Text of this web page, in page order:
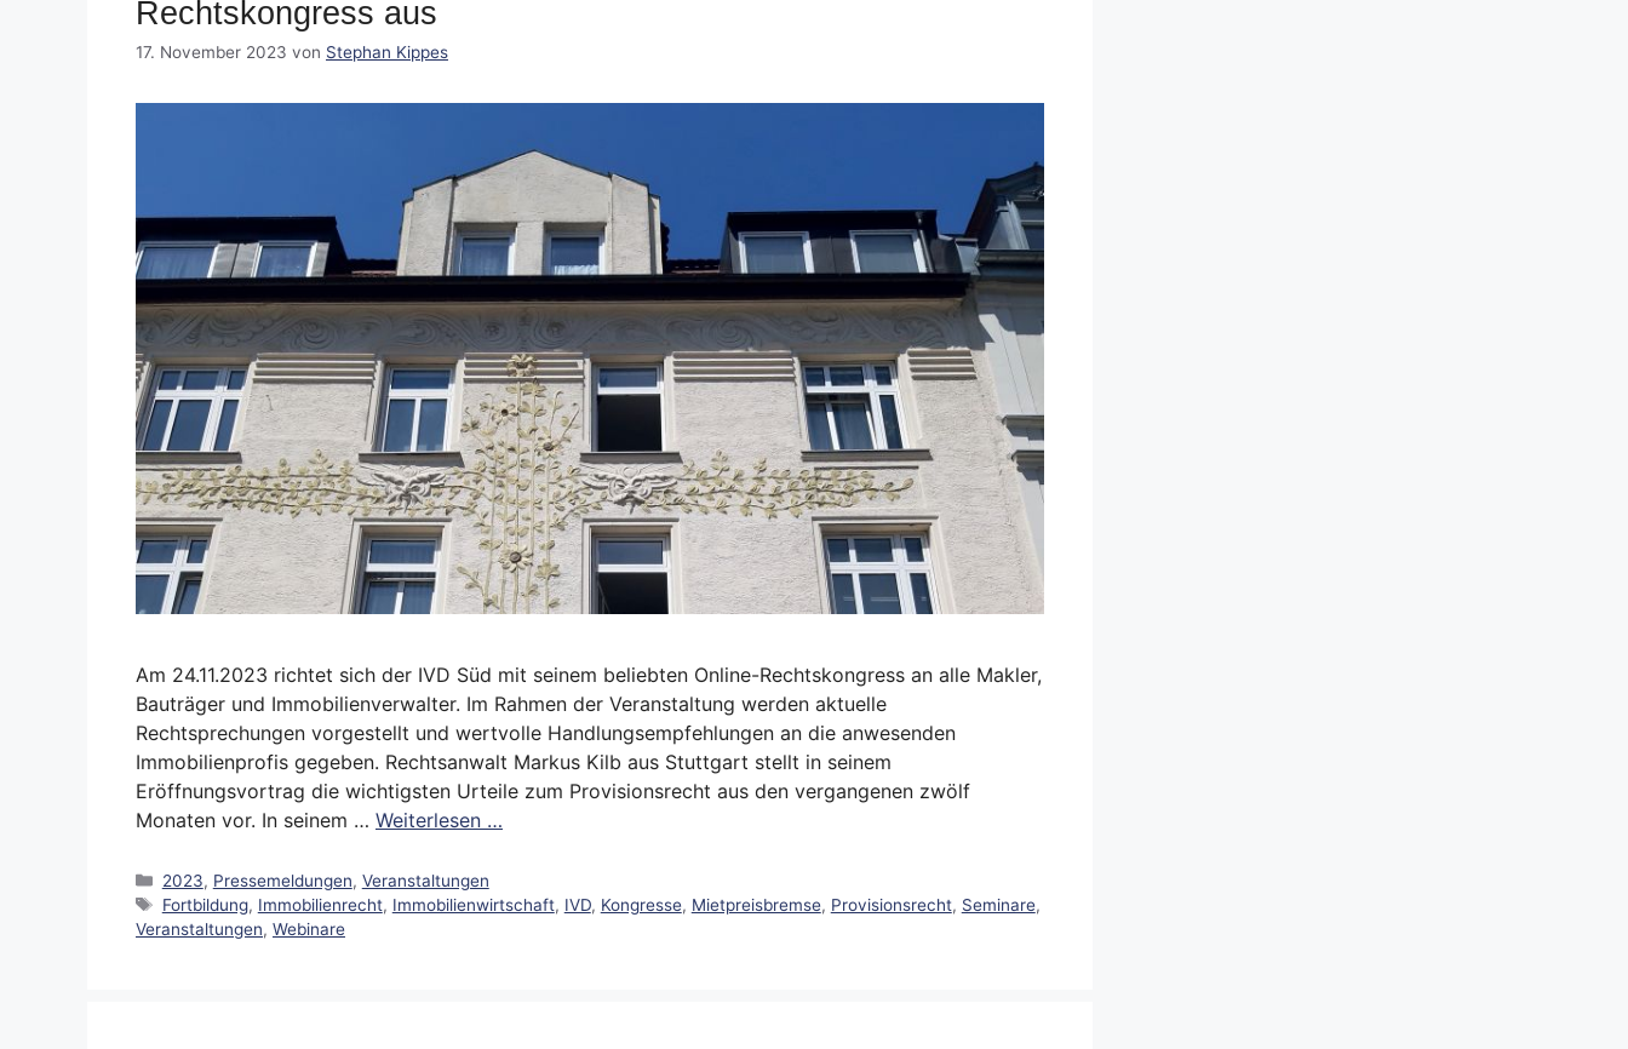
Rechtskongress aus
17. November 2023 von Stephan Kippes
Am 24.11.2023 richtet sich der IVD Süd mit seinem beliebten Online-Rechtskongress an alle Makler,
Bauträger und Immobilienverwalter. Im Rahmen der Veranstaltung werden aktuelle
Rechtsprechungen vorgestellt und wertvolle Handlungsempfehlungen an die anwesenden
Immobilienprofis gegeben. Rechtsanwalt Markus Kilb aus Stuttgart stellt in seinem
Eröffnungsvortrag die wichtigsten Urteile zum Provisionsrecht aus den vergangenen zwölf
Monaten vor. In seinem … Weiterlesen …
Kategorien
2023, Pressemeldungen, Veranstaltungen
Schlagwörter
Fortbildung, Immobilienrecht, Immobilienwirtschaft, IVD, Kongresse, Mietpreisbremse, Provisionsrecht, Seminare,
Veranstaltungen, Webinare